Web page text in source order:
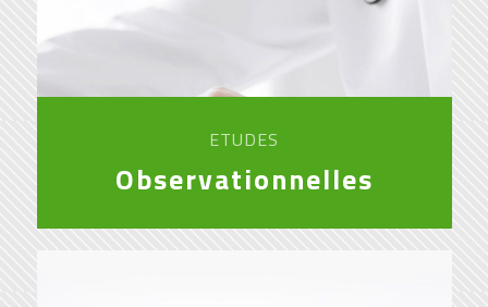
ETUDES
Observationnelles